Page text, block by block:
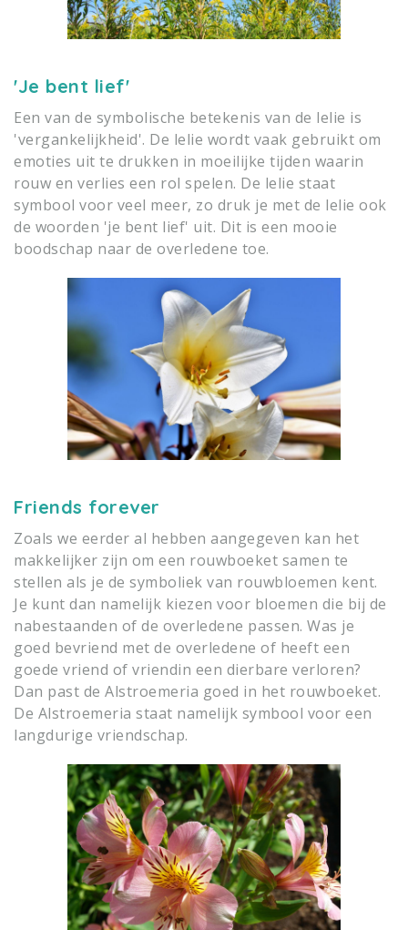
'Je bent lief'
Een van de symbolische betekenis van de lelie is
'vergankelijkheid'. De lelie wordt vaak gebruikt om
emoties uit te drukken in moeilijke tijden waarin
rouw en verlies een rol spelen. De lelie staat
symbool voor veel meer, zo druk je met de lelie ook
de woorden 'je bent lief' uit. Dit is een mooie
boodschap naar de overledene toe.
Friends forever
Zoals we eerder al hebben aangegeven kan het
makkelijker zijn om een rouwboeket samen te
stellen als je de symboliek van rouwbloemen kent.
Je kunt dan namelijk kiezen voor bloemen die bij de
nabestaanden of de overledene passen. Was je
goed bevriend met de overledene of heeft een
goede vriend of vriendin een dierbare verloren?
Dan past de Alstroemeria goed in het rouwboeket.
De Alstroemeria staat namelijk symbool voor een
langdurige vriendschap.